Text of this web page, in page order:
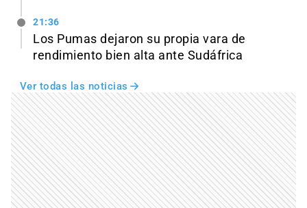
21:36
Los Pumas dejaron su propia vara de
rendimiento bien alta ante Sudáfrica
Ver todas las noticias